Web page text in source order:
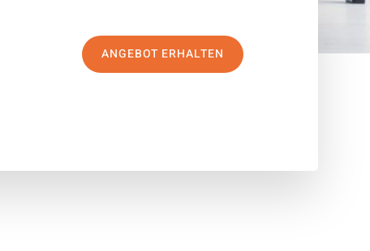
ANGEBOT ERHALTEN